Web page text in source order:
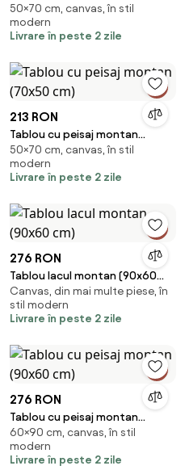
montan (70x50 cm)
50×70 cm, canvas, în stil
modern
Livrare în peste 2 zile
213 RON
Tablou cu peisaj montan
(70x50 cm)
50×70 cm, canvas, în stil
modern
Livrare în peste 2 zile
276 RON
Tablou lacul montan (90x60
cm)
Canvas, din mai multe piese, în
stil modern
Livrare în peste 2 zile
276 RON
Tablou cu peisaj montan
(90x60 cm)
60×90 cm, canvas, în stil
modern
Livrare în peste 2 zile